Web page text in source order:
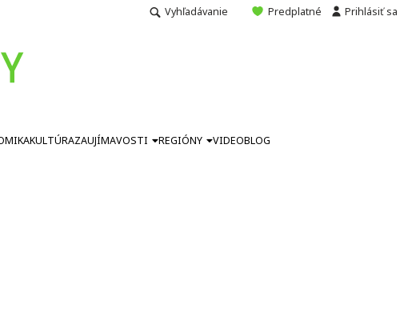
Vyhľadávanie Predplatné Prihlásiť sa
KULTÚRAZAUJÍMAVOSTI REGIÓNY VIDEOBLOG